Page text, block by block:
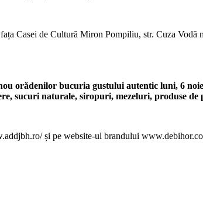
Casei de Cultură Miron Pompiliu, str. Cuza Vodă
orădenilor bucuria gustului autentic luni, 6
sucuri naturale, siropuri, mezeluri, produse de
și pe website-ul brandului